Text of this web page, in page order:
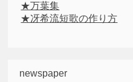
★万葉集
★冴希流短歌の作り方
newspaper